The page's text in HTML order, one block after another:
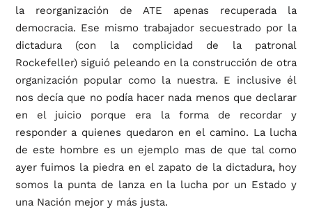
la reorganización de ATE apenas recuperada la
democracia. Ese mismo trabajador secuestrado por la
dictadura (con la complicidad de la patronal
Rockefeller) siguió peleando en la construcción de otra
organización popular como la nuestra. E inclusive él
nos decía que no podía hacer nada menos que declarar
en el juicio porque era la forma de recordar y
responder a quienes quedaron en el camino. La lucha
de este hombre es un ejemplo mas de que tal como
ayer fuimos la piedra en el zapato de la dictadura, hoy
somos la punta de lanza en la lucha por un Estado y
una Nación mejor y más justa.